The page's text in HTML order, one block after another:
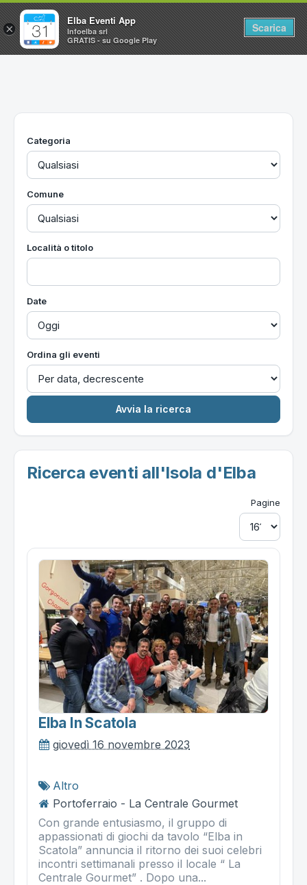
Home
Utilità
Categoria
Comune
Località o titolo
Date
Ordina gli eventi
Ricerca eventi all'Isola d'Elba
Pagine
Elba In Scatola
giovedì 16 novembre 2023
Altro
Portoferraio - La Centrale Gourmet
Con grande entusiasmo, il gruppo di
appassionati di giochi da tavolo “Elba in
Scatola” annuncia il ritorno dei suoi celebri
incontri settimanali presso il locale “ La
Centrale Gourmet” . Dopo una...
×
Elba Eventi App
Infoelba srl
GRATIS - su Google Play
Scarica